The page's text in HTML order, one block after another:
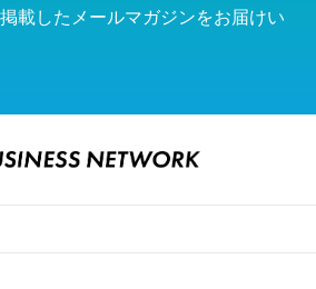
載したメールマガジンをお届けい